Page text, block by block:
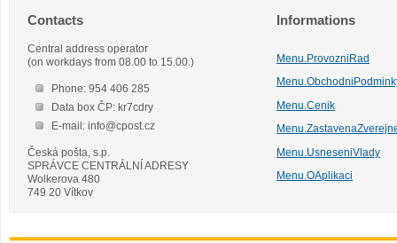
Contacts
Central address operator
(on workdays from 08.00 to 15.00.)
Phone: 954 406 285
Data box ČP: kr7cdry
E-mail: info@cpost.cz
Česká pošta, s.p.
SPRÁVCE CENTRÁLNÍ ADRESY
Wolkerova 480
749 20 Vítkov
Informations
Menu.ProvozniRad
Menu.Cenik
Menu.UsneseniVlady
Menu.OAplikaci